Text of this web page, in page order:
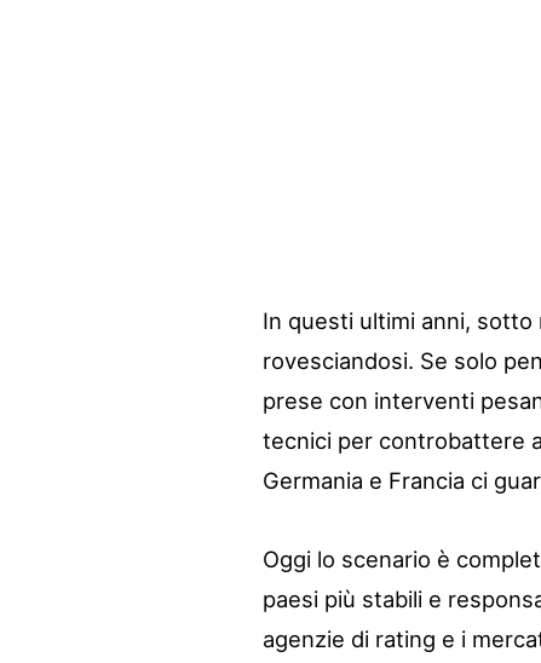
In questi ultimi anni, sotto
rovesciandosi. Se solo
prese con interventi
tecnici per controbattere
Germania e Francia ci
Oggi lo scenario è
paesi più stabili e
agenzie di rating e i